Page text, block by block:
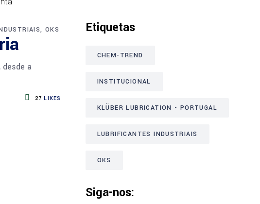
OKS
a
27 LIKES
Etiquetas
CHEM-TREND
INSTITUCIONAL
KLÜBER LUBRICATION - PORTUGAL
LUBRIFICANTES INDUSTRIAIS
OKS
Siga-nos: